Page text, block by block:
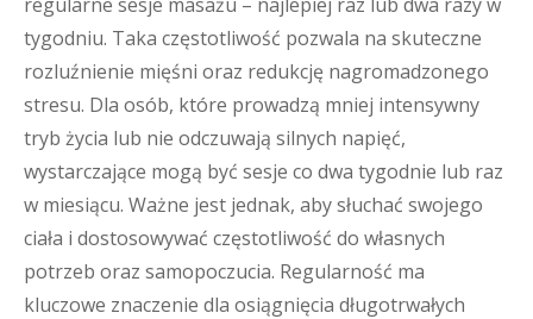
tygodniu. Taka częstotliwość pozwala na skuteczne
rozluźnienie mięśni oraz redukcję nagromadzonego
stresu. Dla osób, które prowadzą mniej intensywny
tryb życia lub nie odczuwają silnych napięć,
wystarczające mogą być sesje co dwa tygodnie lub raz
w miesiącu. Ważne jest jednak, aby słuchać swojego
ciała i dostosowywać częstotliwość do własnych
potrzeb oraz samopoczucia. Regularność ma
kluczowe znaczenie dla osiągnięcia długotrwałych